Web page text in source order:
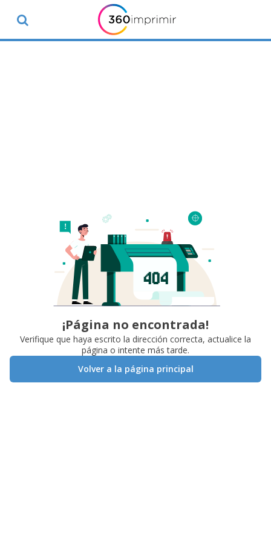
¡Página no encontrada!
Verifique que haya escrito la dirección correcta, actualice la
página o intente más tarde.